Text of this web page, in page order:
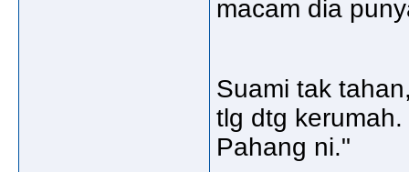
macam dia
Suami tak
tlg dtg
Pahang ni."